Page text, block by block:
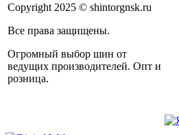
Copyright 2025 © shintorgnsk.ru
Все права защищены.
Огромный выбор шин от
ведущих производителей. Опт и
розница.